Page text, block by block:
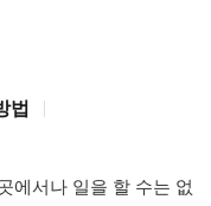
법
에서나 일을 할 수는 없